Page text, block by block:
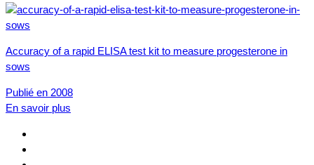
Accuracy of a rapid ELISA test kit to measure progesterone in
sows
Publié en 2008
En savoir plus